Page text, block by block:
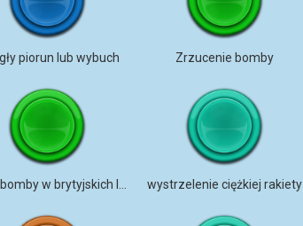
piorun lub wybuch Zrzucenie bomby
wystrzelenie ciężkiej rakiety